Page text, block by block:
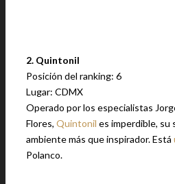
2. Quintonil
Posición del ranking: 6
Lugar: CDMX
Operado por los especialistas
Flores, Quintonil es imperdible, su
ambiente más que inspirador. Está
Polanco.